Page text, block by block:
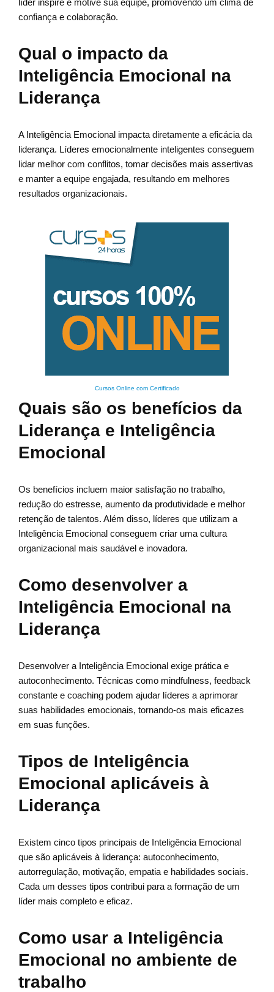
líder inspire e motive sua equipe, promovendo um clima de
confiança e colaboração.
Qual o impacto da
Inteligência Emocional na
Liderança
A Inteligência Emocional impacta diretamente a eficácia da
liderança. Líderes emocionalmente inteligentes conseguem
lidar melhor com conflitos, tomar decisões mais assertivas
e manter a equipe engajada, resultando em melhores
resultados organizacionais.
Cursos Online com Certificado
Quais são os benefícios da
Liderança e Inteligência
Emocional
Os benefícios incluem maior satisfação no trabalho,
redução do estresse, aumento da produtividade e melhor
retenção de talentos. Além disso, líderes que utilizam a
Inteligência Emocional conseguem criar uma cultura
organizacional mais saudável e inovadora.
Como desenvolver a
Inteligência Emocional na
Liderança
Desenvolver a Inteligência Emocional exige prática e
autoconhecimento. Técnicas como mindfulness, feedback
constante e coaching podem ajudar líderes a aprimorar
suas habilidades emocionais, tornando-os mais eficazes
em suas funções.
Tipos de Inteligência
Emocional aplicáveis à
Liderança
Existem cinco tipos principais de Inteligência Emocional
que são aplicáveis à liderança: autoconhecimento,
autorregulação, motivação, empatia e habilidades sociais.
Cada um desses tipos contribui para a formação de um
líder mais completo e eficaz.
Como usar a Inteligência
Emocional no ambiente de
trabalho